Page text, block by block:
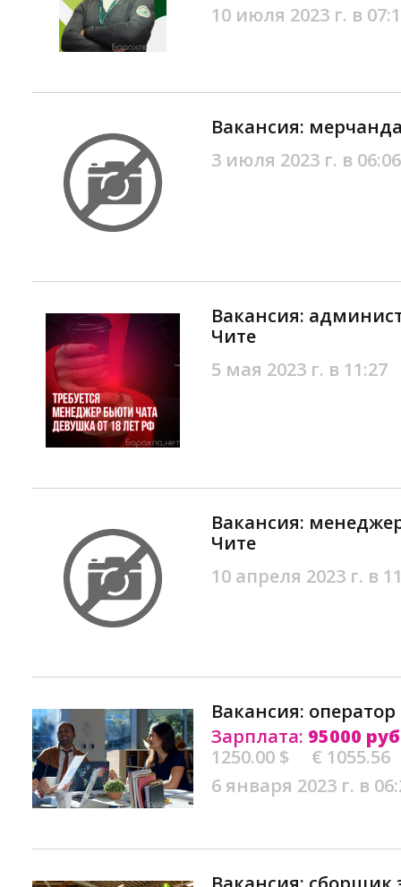
10 июля 2023 г. в
Вакансия:
3 июля 2023 г. в 06:06
Вакансия:
Чите
5 мая 2023 г. в 11:27
Вакансия:
Чите
10 апреля 2023 г. в
Вакансия:
Зарплата: 95000
1250.00 $
€ 1055.56
6 января 2023 г. в